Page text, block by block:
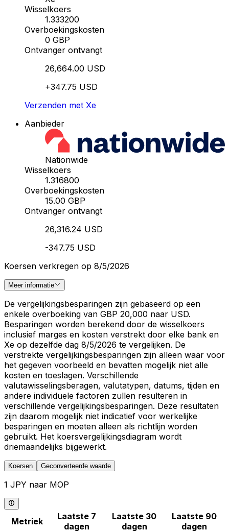
Wisselkoers
1.333200
Overboekingskosten
0 GBP
Ontvanger ontvangt
26,664.00 USD
+347.75 USD
Verzenden met Xe
Aanbieder
Nationwide
Wisselkoers
1.316800
Overboekingskosten
15.00 GBP
Ontvanger ontvangt
26,316.24 USD
-347.75 USD
Koersen verkregen op 8/5/2026
Meer informatie
De vergelijkingsbesparingen zijn gebaseerd op een
enkele overboeking van GBP 20,000 naar USD.
Besparingen worden berekend door de wisselkoers
inclusief marges en kosten verstrekt door elke bank en
Xe op dezelfde dag 8/5/2026 te vergelijken. De
verstrekte vergelijkingsbesparingen zijn alleen waar voor
het gegeven voorbeeld en bevatten mogelijk niet alle
kosten en toeslagen. Verschillende
valutawisselingsberagen, valutatypen, datums, tijden en
andere individuele factoren zullen resulteren in
verschillende vergelijkingsbesparingen. Deze resultaten
zijn daarom mogelijk niet indicatief voor werkelijke
besparingen en moeten alleen als richtlijn worden
gebruikt. Het koersvergelijkingsdiagram wordt
driemaandelijks bijgewerkt.
Koersen Geconverteerde waarde
1 JPY naar MOP
Metriek
Laatste 7
dagen
Laatste 30
dagen
Laatste 90
dagen